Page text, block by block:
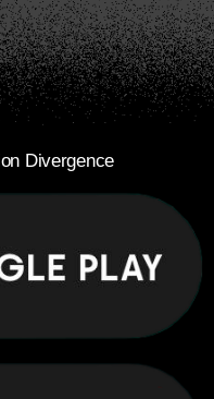
Divergence